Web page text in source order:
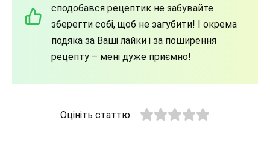
сподобався рецептик не забувайте
зберегти собі, щоб не загубити! І окрема
подяка за Ваші лайки і за поширення
рецепту – мені дуже приємно!
Оцініть статтю